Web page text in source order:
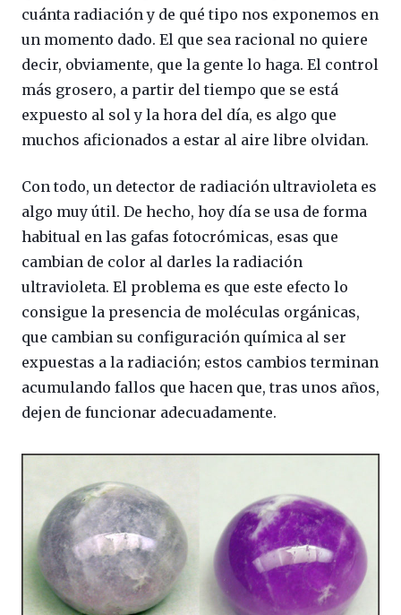
cuánta radiación y de qué tipo nos exponemos en
un momento dado. El que sea racional no quiere
decir, obviamente, que la gente lo haga. El control
más grosero, a partir del tiempo que se está
expuesto al sol y la hora del día, es algo que
muchos aficionados a estar al aire libre olvidan.
Con todo, un detector de radiación ultravioleta es
algo muy útil. De hecho, hoy día se usa de forma
habitual en las gafas fotocrómicas, esas que
cambian de color al darles la radiación
ultravioleta. El problema es que este efecto lo
consigue la presencia de moléculas orgánicas,
que cambian su configuración química al ser
expuestas a la radiación; estos cambios terminan
acumulando fallos que hacen que, tras unos años,
dejen de funcionar adecuadamente.